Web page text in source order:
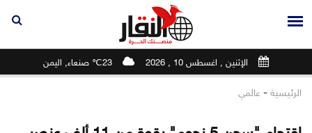
الإثنين , اغسطس 10 , 2026 23℃ صنعاء, اليمن
الرئيسية - عالمي